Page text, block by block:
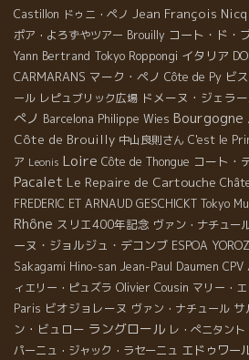
Castillon ドゥニ・ペノ Jean François Nicq
ポア・よろずやツアー Brouilly コート・ド・
Yann Bertrand Tokyo Roppongi イタリア
CARMARANS マーク・ペノ Côte de Py ビ
ール レピュブリック広場 ドメーヌ・ジェラ
ぺノ Barcelona Philippe Wies Bourgogne
Côte de Brouilly 中山良則さん C'est le
ア Leonis Loire Côte de Thongue コート・
Pacalet Le Repaire de Cartouche
FREDERIC ET ARNAUD GESCHICKT Tokyo
Rhône スリエ400年記念 ヴァン・ナチュー
ーヌ・ジョルジュ・デコンブ ESPOA
Sakagami Hino-san Jean-Paul Daumen CPV
ィエリー・ピュズラ Olivier Cousin マリー・
Paris ビオジョレーヌ ヴァン・ナチュール サ
ン・ビュロー ラングロール レ・ぺニタント
パーニュ・ジャック・ラセーニュ エドゥワー